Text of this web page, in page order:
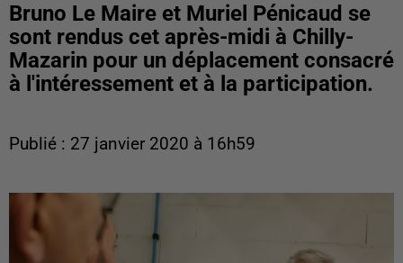
Bruno Le Maire et Muriel Pénicaud se
sont rendus cet après-midi à Chilly-
Mazarin pour un déplacement consacré
à l'intéressement et à la participation.
Publié : 27 janvier 2020 à 16h59